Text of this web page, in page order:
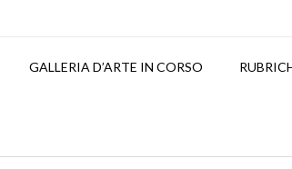
GALLERIA D’ARTE IN CORSO